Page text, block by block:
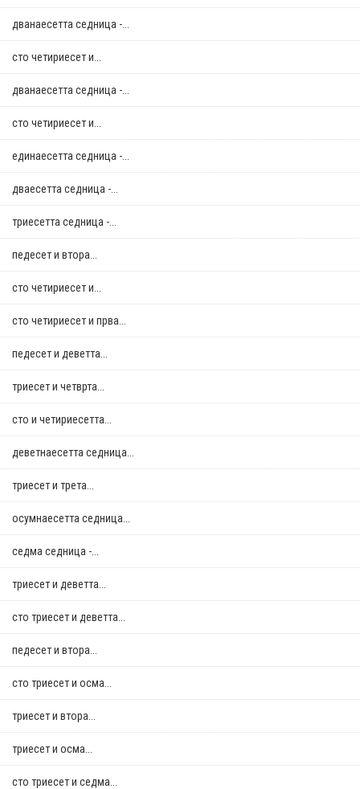
дванаесетта седница -...
сто четириесет и...
дванаесетта седница -...
сто четириесет и...
единаесетта седница -...
дваесетта седница -...
триесетта седница -...
педесет и втора...
сто четириесет и...
сто четириесет и прва...
педесет и деветта...
триесет и четврта...
сто и четириесетта...
деветнаесетта седница...
триесет и трета...
осумнaесетта седница...
седма седница -...
триесет и деветта...
сто триесет и деветта...
педесет и втора...
сто триесет и осма...
триесет и втора...
триесет и осма...
сто триесет и седма...